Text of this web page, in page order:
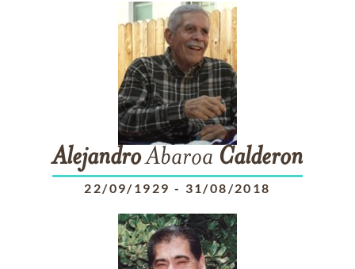
AlejandroAbaroa Calderon
22/09/1929 - 31/08/2018